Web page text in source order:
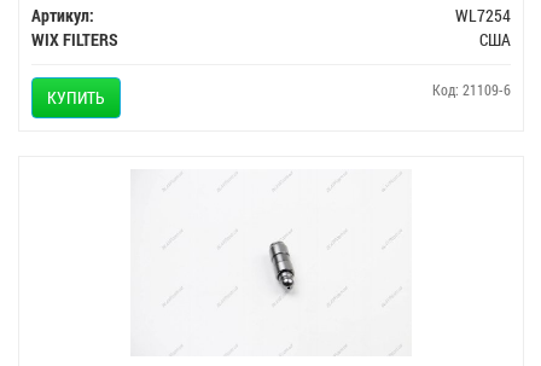
Артикул:
WL7254
WIX FILTERS
США
КУПИТЬ Код: 21109-6